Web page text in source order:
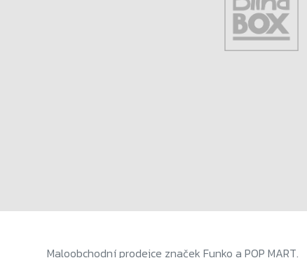
Maloobchodní prodejce značek Funko a POP MART.